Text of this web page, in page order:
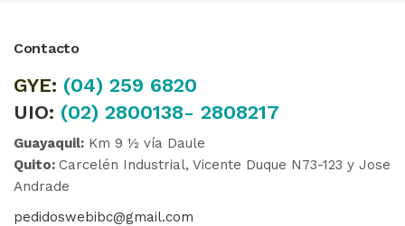
Contacto
GYE: (04) 259 6820
UIO: (02) 2800138- 2808217
Guayaquil: Km 9 ½ vía Daule
Quito: Carcelén Industrial, Vicente Duque N73-123 y Jose
Andrade
pedidoswebibc@gmail.com